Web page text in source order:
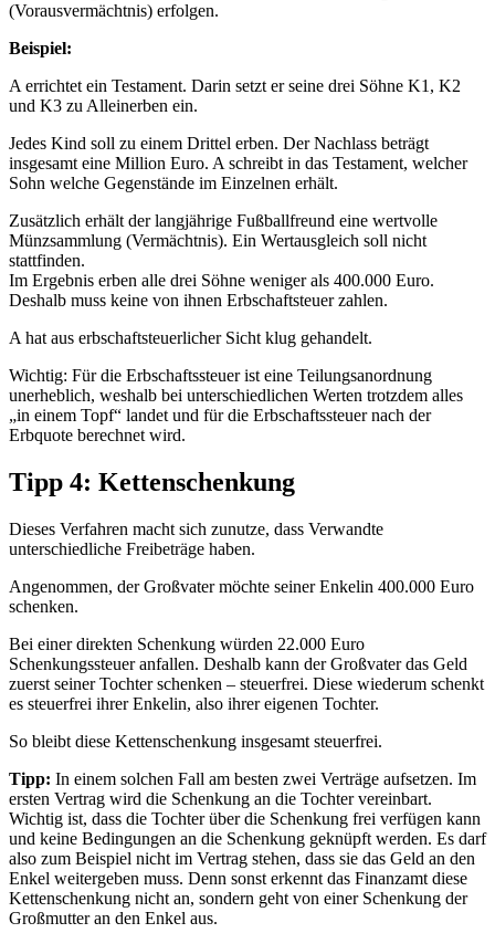
(Vorausvermächtnis) erfolgen.
Beispiel:
A errichtet ein Testament. Darin setzt er seine drei Söhne K1, K2
und K3 zu Alleinerben ein.
Jedes Kind soll zu einem Drittel erben. Der Nachlass beträgt
insgesamt eine Million Euro. A schreibt in das Testament, welcher
Sohn welche Gegenstände im Einzelnen erhält.
Zusätzlich erhält der langjährige Fußballfreund eine wertvolle
Münzsammlung (Vermächtnis). Ein Wertausgleich soll nicht
stattfinden.
Im Ergebnis erben alle drei Söhne weniger als 400.000 Euro.
Deshalb muss keine von ihnen Erbschaftsteuer zahlen.
A hat aus erbschaftsteuerlicher Sicht klug gehandelt.
Wichtig: Für die Erbschaftssteuer ist eine Teilungsanordnung
unerheblich, weshalb bei unterschiedlichen Werten trotzdem alles
„in einem Topf“ landet und für die Erbschaftssteuer nach der
Erbquote berechnet wird.
Tipp 4: Kettenschenkung
Dieses Verfahren macht sich zunutze, dass Verwandte
unterschiedliche Freibeträge haben.
Angenommen, der Großvater möchte seiner Enkelin 400.000 Euro
schenken.
Bei einer direkten Schenkung würden 22.000 Euro
Schenkungssteuer anfallen. Deshalb kann der Großvater das Geld
zuerst seiner Tochter schenken – steuerfrei. Diese wiederum schenkt
es steuerfrei ihrer Enkelin, also ihrer eigenen Tochter.
So bleibt diese Kettenschenkung insgesamt steuerfrei.
Tipp: In einem solchen Fall am besten zwei Verträge aufsetzen. Im
ersten Vertrag wird die Schenkung an die Tochter vereinbart.
Wichtig ist, dass die Tochter über die Schenkung frei verfügen kann
und keine Bedingungen an die Schenkung geknüpft werden. Es darf
also zum Beispiel nicht im Vertrag stehen, dass sie das Geld an den
Enkel weitergeben muss. Denn sonst erkennt das Finanzamt diese
Kettenschenkung nicht an, sondern geht von einer Schenkung der
Großmutter an den Enkel aus.